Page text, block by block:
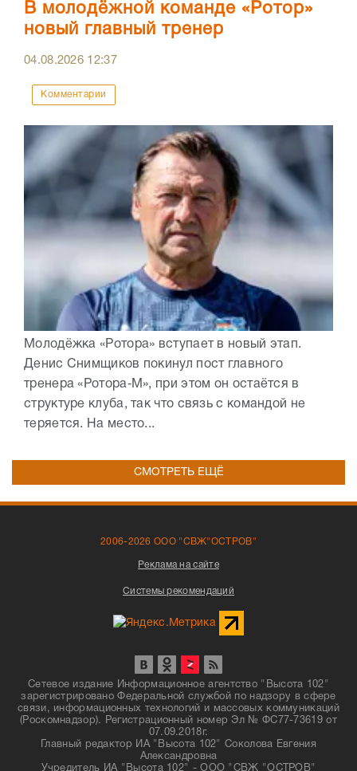
В молодёжной команде «Ротор»
новый главный тренер
04.08.2026 12:37
Комментарии
Молодёжка «Ротора» вступает в новый этап.
Денис Снимщиков покинул пост главного
тренера «Ротора‑М», при этом он остаётся в
структуре клуба, так что связь с командой не
теряется. На место...
СМОТРЕТЬ ЕЩЁ
2006-2026 ООО "СВЖ"ОСТРОВ"
Реклама на сайте
Системы рекомендаций
Сетевое издание Информационное агентство "Высота 102"
зарегистрировано Федеральной службой по надзору в сфере
связи, информационных технологий и массовых коммуникаций
(Роскомнадзор). Регистрационный номер Эл № ФС77-73619 от
07.09.2018г.
Главный редактор ИА "Высота 102" Соколова Евгения
Александровна
Учредитель ИА "Высота 102" - ООО "СВЖ "ОСТРОВ"